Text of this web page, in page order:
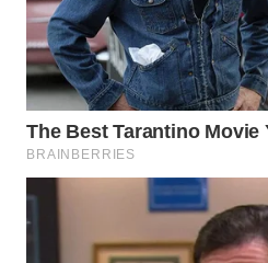
WN
TANGERANG
WN
BINJAI
WN